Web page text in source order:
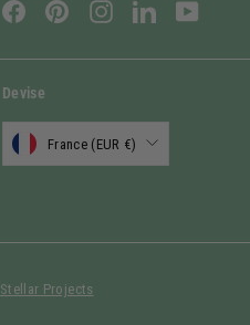
FacebookPinterestInstagramLinkedIn
Devise
France (EUR €)
Stellar Projects